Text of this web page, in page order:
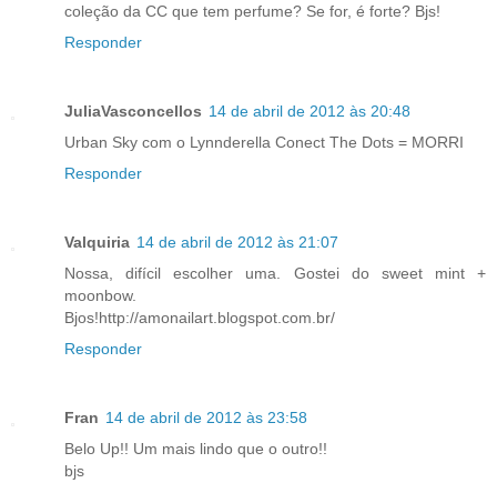
coleção da CC que tem perfume? Se for, é forte? Bjs!
Responder
JuliaVasconcellos 14 de abril de 2012 às 20:48
Urban Sky com o Lynnderella Conect The Dots = MORRI
Responder
Valquiria 14 de abril de 2012 às 21:07
Nossa, difícil escolher uma. Gostei do sweet mint +
moonbow.
Bjos!http://amonailart.blogspot.com.br/
Responder
Fran 14 de abril de 2012 às 23:58
Belo Up!! Um mais lindo que o outro!!
bjs